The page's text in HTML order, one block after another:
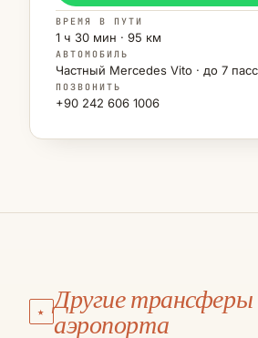
ВРЕМЯ В ПУТИ
1 ч 30 мин · 95 км
АВТОМОБИЛЬ
Частный Mercedes Vito · до 7
ПОЗВОНИТЬ
+90 242 606 1006
★
Другие
аэропорта
Калкан
€145·3 Ч 15 МИН·210 КМ
АЭРОПОРТ АНТАЛЬЯ
Каш
АЭРОПОРТ АНТАЛЬЯ